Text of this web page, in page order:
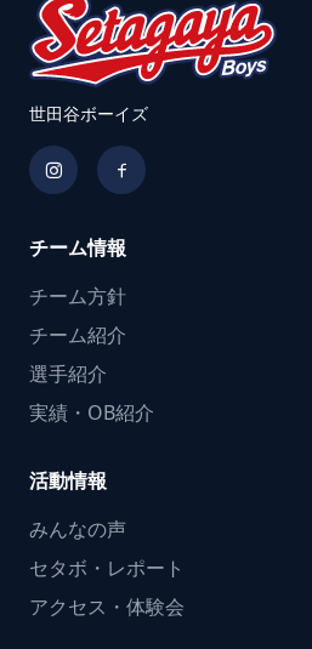
世田谷ボーイズ
チーム情報
チーム方針
チーム紹介
選手紹介
実績・OB紹介
活動情報
みんなの声
セタボ・レポート
アクセス・体験会